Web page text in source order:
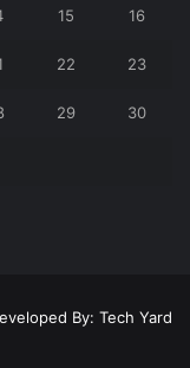
15 16
22 23
29 30
By: Tech Yard